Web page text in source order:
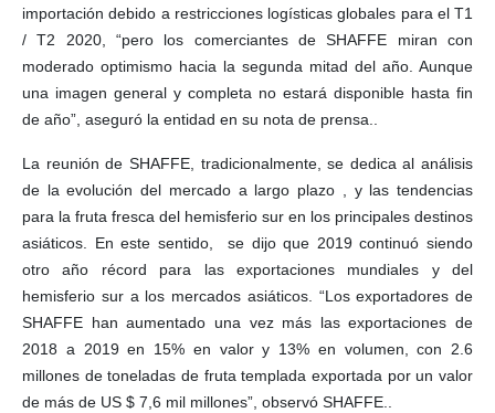
importación debido a restricciones logísticas globales para el T1
/ T2 2020, “pero los comerciantes de SHAFFE miran con
moderado optimismo hacia la segunda mitad del año. Aunque
una imagen general y completa no estará disponible hasta fin
de año”, aseguró la entidad en su nota de prensa..
La reunión de SHAFFE, tradicionalmente, se dedica al análisis
de la evolución del mercado a largo plazo , y las tendencias
para la fruta fresca del hemisferio sur en los principales destinos
asiáticos. En este sentido, se dijo que 2019 continuó siendo
otro año récord para las exportaciones mundiales y del
hemisferio sur a los mercados asiáticos. “Los exportadores de
SHAFFE han aumentado una vez más las exportaciones de
2018 a 2019 en 15% en valor y 13% en volumen, con 2.6
millones de toneladas de fruta templada exportada por un valor
de más de US $ 7,6 mil millones”, observó SHAFFE..